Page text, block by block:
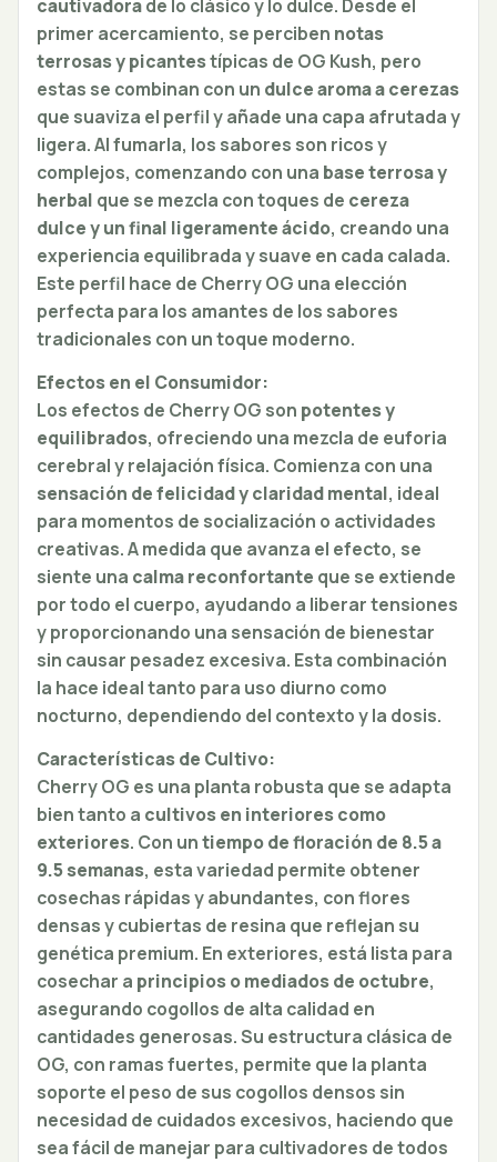
cautivadorade lo clásico y lo dulce. Desde el
primer acercamiento, se perciben notas
terrosas y picantestípicas de OG Kush, pero
estas se combinan con un dulce aroma a cerezas
que suaviza el perfil y añade una capa afrutada y
ligera. Al fumarla, los sabores son ricos y
complejos, comenzando con una base terrosa y
herbal que se mezcla con toques de cereza
dulce y un final ligeramente ácido, creando una
experiencia equilibrada y suave en cada calada.
Este perfil hace de Cherry OG una elección
perfecta para los amantes de los sabores
tradicionales con un toque moderno.
Efectos en el Consumidor:
Los efectos de Cherry OG son potentes y
equilibrados, ofreciendo una mezcla de euforia
cerebral y relajación física. Comienza con una
sensación de felicidad y claridad mental, ideal
para momentos de socialización o actividades
creativas. A medida que avanza el efecto, se
siente una calma reconfortante que se extiende
por todo el cuerpo, ayudando a liberar tensiones
y proporcionando una sensación de bienestar
sin causar pesadez excesiva. Esta combinación
la hace ideal tanto para uso diurno como
nocturno, dependiendo del contexto y la dosis.
Características de Cultivo:
Cherry OG es una planta robusta que se adapta
bien tanto a cultivos en interiores como
exteriores. Con untiempo de floración de 8.5 a
9.5 semanas, esta variedad permite obtener
cosechas rápidas y abundantes, con flores
densas y cubiertas de resina que reflejan su
genética premium. En exteriores, está lista para
cosechar a principios o mediados de octubre,
asegurando cogollos de alta calidad en
cantidades generosas. Su estructura clásica de
OG, con ramas fuertes, permite que la planta
soporte el peso de sus cogollos densos sin
necesidad de cuidados excesivos, haciendo que
sea fácil de manejar para cultivadores de todos